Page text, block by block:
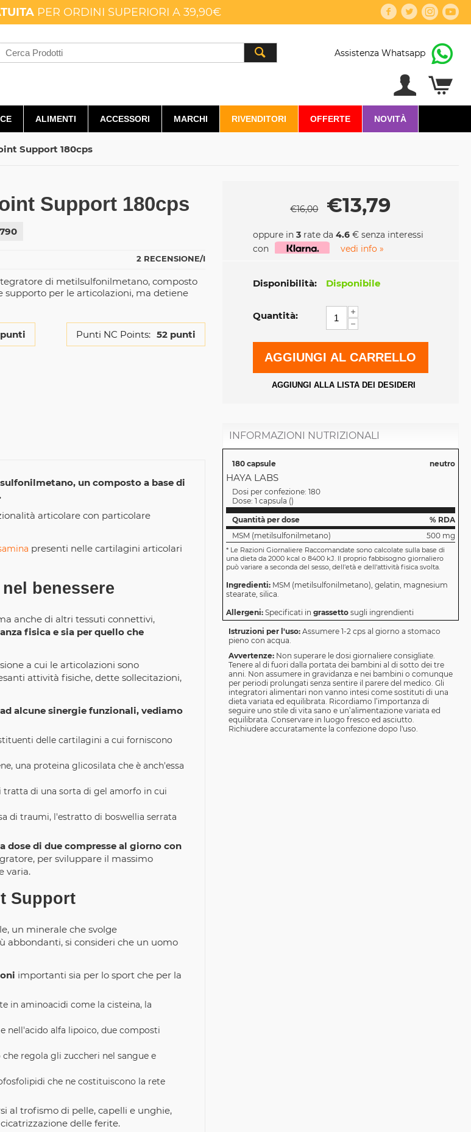
PER ORDINI SUPERIORI A 39,90€
Assistenza Whatsapp
ALIMENTI ACCESSORI MARCHI RIVENDITORI OFFERTE NOVITÀ
Support 180cps
Support 180cps
2 RECENSIONE/I
di metilsulfonilmetano, composto
supporto per le articolazioni, ma detiene
Punti NC Points: 52 punti
€16,00 €13,79
oppure in 3rate da 4.6€ senza interessi
con
vedi info »
Disponibilità: Disponibile
Quantità:
+
−
AGGIUNGI AL CARRELLO
AGGIUNGI ALLA LISTA DEI DESIDERI
un composto a base di
articolare con particolare
presenti nelle cartilagini articolari
benessere
anche di altri tessuti connettivi,
fisica e sia per quello che
a cui le articolazioni sono
attività fisiche, dette sollecitazioni,
alcune sinergie funzionali, vediamo
delle cartilagini a cui forniscono
una proteina glicosilata che è anch'essa
tratta di una sorta di gel amorfo in cui
di traumi, l'estratto di boswellia serrata
dose di due compresse al giorno con
per sviluppare il massimo
varia.
Support
un minerale che svolge
abbondanti, si consideri che un uomo
importanti sia per lo sport che per la
in aminoacidi come la cisteina, la
nell'acido alfa lipoico, due composti
regola gli zuccheri nel sangue e
che ne costituiscono la rete
al trofismo di pelle, capelli e unghie,
delle ferite.
INFORMAZIONI NUTRIZIONALI
180 capsule neutro
HAYA LABS
Dosi per confezione: 180
Dose: 1 capsula ()
Quantità per dose
% RDA
MSM (metilsulfonilmetano)
500 mg
*Le Razioni Giornaliere Raccomandate sono calcolate sulla base di
una dieta da 2000 kcal o 8400 kJ. Il proprio fabbisogno giornaliero
può variare a seconda del sesso, dell'età e dell'attività fisica svolta.
Ingredienti: MSM (metilsulfonilmetano), gelatin, magnesium
stearate, silica.
Allergeni: Specificati in grassettosugli ingrendienti
Istruzioni per l'uso: Assumere 1-2 cps al giorno a stomaco
pieno con acqua.
Avvertenze: Non superare le dosi giornaliere consigliate.
Tenere al di fuori dalla portata dei bambini al di sotto dei tre
anni. Non assumere in gravidanza e nei bambini o comunque
per periodi prolungati senza sentire il parere del medico. Gli
integratori alimentari non vanno intesi come sostituti di una
dieta variata ed equilibrata. Ricordiamo l’importanza di
seguire uno stile di vita sano e un’alimentazione variata ed
equilibrata. Conservare in luogo fresco ed asciutto.
Richiudere accuratamente la confezione dopo l'uso.